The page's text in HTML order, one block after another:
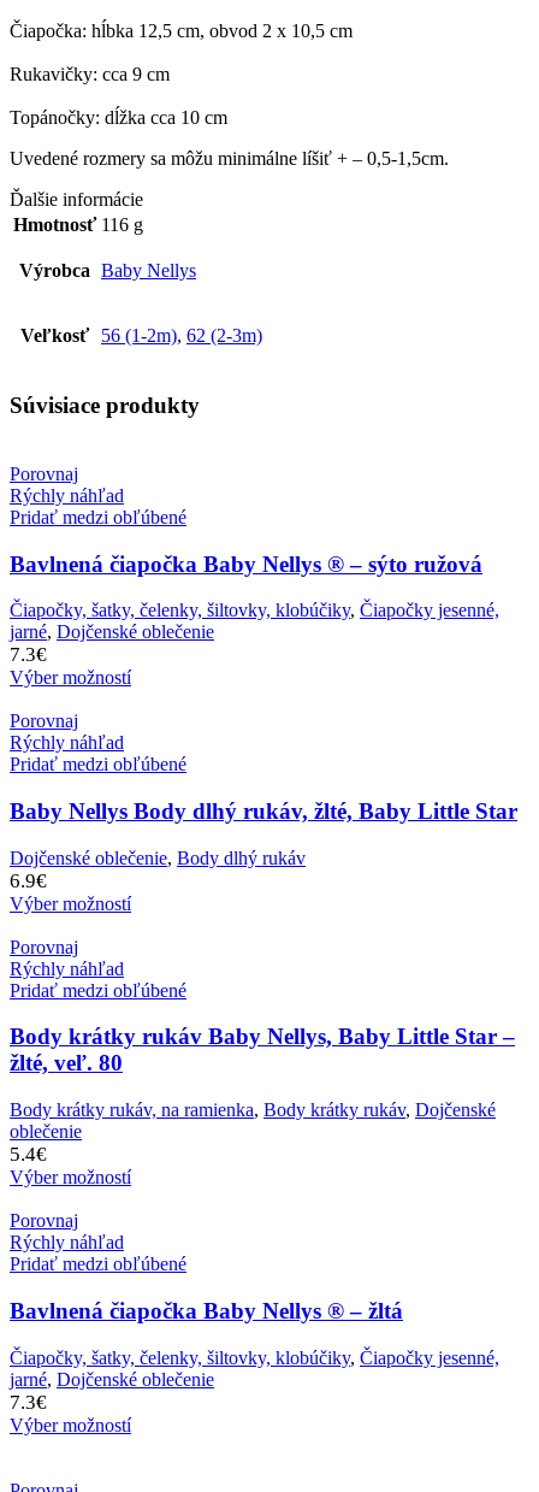
Čiapočka: hĺbka 12,5 cm, obvod 2 x 10,5 cm
Rukavičky: cca 9 cm
Topánočky: dĺžka cca 10 cm
Uvedené rozmery sa môžu minimálne líšiť + – 0,5-1,5cm.
Ďalšie informácie
Hmotnosť 116 g
Výrobca Baby Nellys
Veľkosť 56 (1-2m), 62 (2-3m)
Súvisiace produkty
Porovnaj
Rýchly náhľad
Pridať medzi obľúbené
Bavlnená čiapočka Baby Nellys ® – sýto ružová
Čiapočky, šatky, čelenky, šiltovky, klobúčiky, Čiapočky jesenné,
jarné, Dojčenské oblečenie
7.3€
Výber možností
Porovnaj
Rýchly náhľad
Pridať medzi obľúbené
Baby Nellys Body dlhý rukáv, žlté, Baby Little Star
Dojčenské oblečenie, Body dlhý rukáv
6.9€
Výber možností
Porovnaj
Rýchly náhľad
Pridať medzi obľúbené
Body krátky rukáv Baby Nellys, Baby Little Star –
žlté, veľ. 80
Body krátky rukáv, na ramienka, Body krátky rukáv, Dojčenské
oblečenie
5.4€
Výber možností
Porovnaj
Rýchly náhľad
Pridať medzi obľúbené
Bavlnená čiapočka Baby Nellys ® – žltá
Čiapočky, šatky, čelenky, šiltovky, klobúčiky, Čiapočky jesenné,
jarné, Dojčenské oblečenie
7.3€
Výber možností